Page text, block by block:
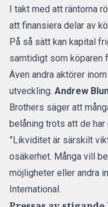
I takt med att räntorna
att finansiera delar av
På så sätt kan kapital
samtidigt som köparen
Även andra aktörer
utveckling. Andrew
Brothers säger att
belåning trots att de har
”Likviditet är särskilt
osäkerhet. Många vill
möjligheter eller andra
International.